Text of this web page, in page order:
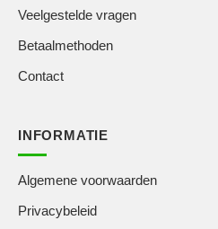
Veelgestelde vragen
Betaalmethoden
Contact
INFORMATIE
Algemene voorwaarden
Privacybeleid